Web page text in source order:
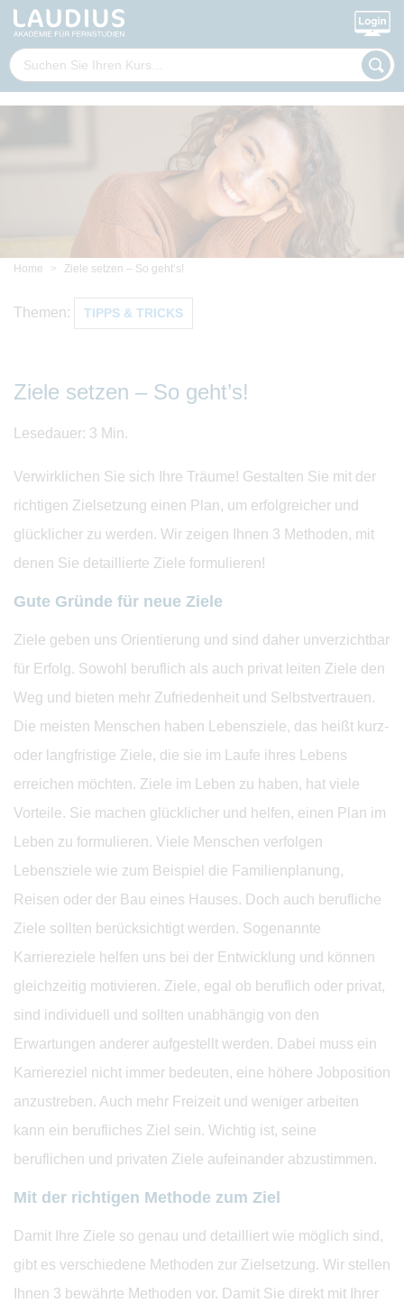
Home Ziele setzen – So geht’s!
Themen: TIPPS & TRICKS
Ziele setzen – So geht’s!
Lesedauer: 3 Min.
Verwirklichen Sie sich Ihre Träume! Gestalten Sie mit der
richtigen Zielsetzung einen Plan, um erfolgreicher und
glücklicher zu werden. Wir zeigen Ihnen 3 Methoden, mit
denen Sie detaillierte Ziele formulieren!
Gute Gründe für neue Ziele
Ziele geben uns Orientierung und sind daher unverzichtbar
für Erfolg. Sowohl beruflich als auch privat leiten Ziele den
Weg und bieten mehr Zufriedenheit und Selbstvertrauen.
Die meisten Menschen haben Lebensziele, das heißt kurz-
oder langfristige Ziele, die sie im Laufe ihres Lebens
erreichen möchten. Ziele im Leben zu haben, hat viele
Vorteile. Sie machen glücklicher und helfen, einen Plan im
Leben zu formulieren. Viele Menschen verfolgen
Lebensziele wie zum Beispiel die Familienplanung,
Reisen oder der Bau eines Hauses. Doch auch berufliche
Ziele sollten berücksichtigt werden. Sogenannte
Karriereziele helfen uns bei der Entwicklung und können
gleichzeitig motivieren. Ziele, egal ob beruflich oder privat,
sind individuell und sollten unabhängig von den
Erwartungen anderer aufgestellt werden. Dabei muss ein
Karriereziel nicht immer bedeuten, eine höhere Jobposition
anzustreben. Auch mehr Freizeit und weniger arbeiten
kann ein berufliches Ziel sein. Wichtig ist, seine
beruflichen und privaten Ziele aufeinander abzustimmen.
Mit der richtigen Methode zum Ziel
Damit Ihre Ziele so genau und detailliert wie möglich sind,
gibt es verschiedene Methoden zur Zielsetzung. Wir stellen
Ihnen 3 bewährte Methoden vor. Damit Sie direkt mit Ihrer